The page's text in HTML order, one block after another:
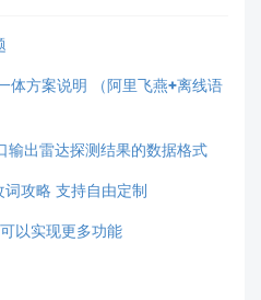
体方案说明 （阿里飞燕+离线语
输出雷达探测结果的数据格式
攻略 支持自由定制
以实现更多功能